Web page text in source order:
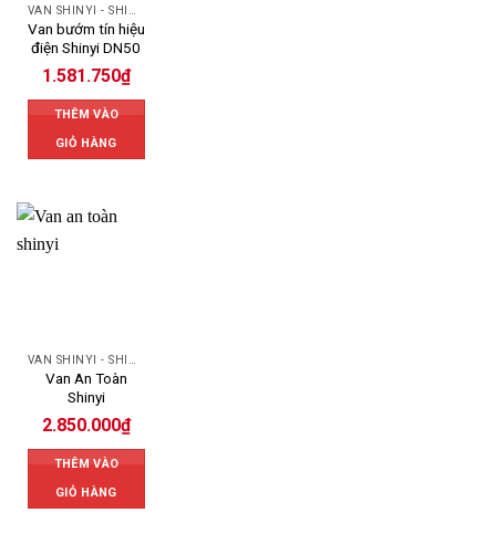
Van bướm tín hiệu
điện Shinyi DN50
1.581.750₫
THÊM VÀO
GIỎ HÀNG
Van An Toàn
Shinyi
2.850.000₫
THÊM VÀO
GIỎ HÀNG